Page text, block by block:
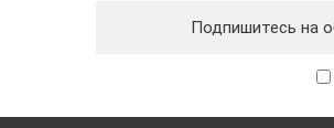
Подпишитесь на